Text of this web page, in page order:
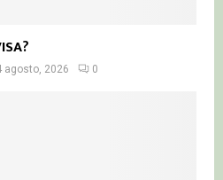
agosto, 2026 0